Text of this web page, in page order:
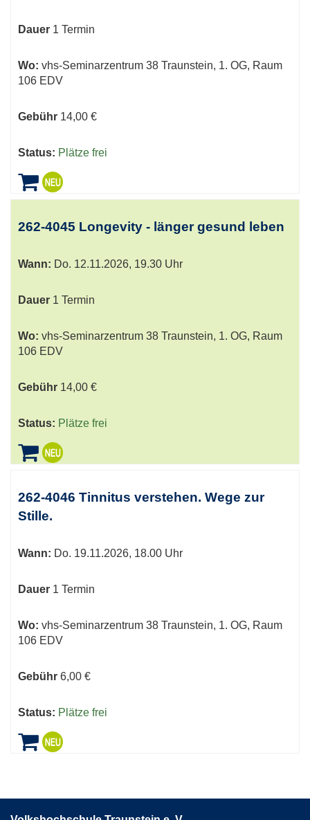
Dauer 1 Termin
Wo: vhs-Seminarzentrum 38 Traunstein, 1. OG, Raum
106 EDV
Gebühr 14,00 €
Status: Plätze frei
262-4045 Longevity - länger gesund leben
Wann: Do. 12.11.2026, 19.30 Uhr
Dauer 1 Termin
Wo: vhs-Seminarzentrum 38 Traunstein, 1. OG, Raum
106 EDV
Gebühr 14,00 €
Status: Plätze frei
262-4046 Tinnitus verstehen. Wege zur
Stille.
Wann: Do. 19.11.2026, 18.00 Uhr
Dauer 1 Termin
Wo: vhs-Seminarzentrum 38 Traunstein, 1. OG, Raum
106 EDV
Gebühr 6,00 €
Status: Plätze frei